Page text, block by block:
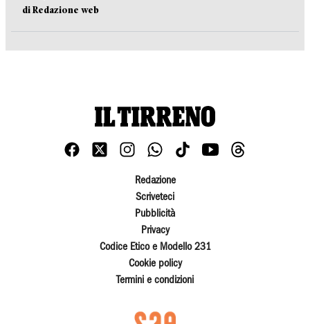
di Redazione web
Redazione
Scriveteci
Pubblicità
Privacy
Codice Etico e Modello 231
Cookie policy
Termini e condizioni